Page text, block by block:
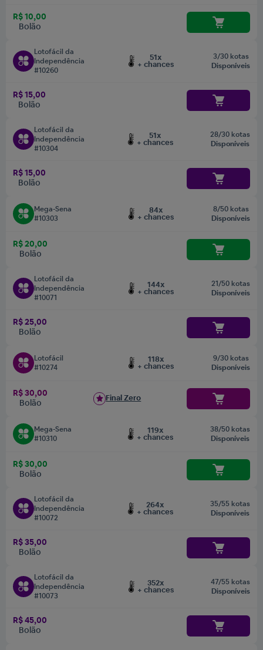
R$ 10,00
Bolão
Lotofácil da
Independência
#10260
51x
+ chances
3/30 kotas
Disponíveis
R$ 15,00
Bolão
Lotofácil da
Independência
#10304
51x
+ chances
28/30 kotas
Disponíveis
R$ 15,00
Bolão
Mega-Sena
#10303
84x
+ chances
8/50 kotas
Disponíveis
R$ 20,00
Bolão
Lotofácil da
Independência
#10071
144x
+ chances
21/50 kotas
Disponíveis
R$ 25,00
Bolão
Lotofácil
#10274
118x
+ chances
9/30 kotas
Disponíveis
R$ 30,00
Bolão
Final Zero
Mega-Sena
#10310
119x
+ chances
38/50 kotas
Disponíveis
R$ 30,00
Bolão
Lotofácil da
Independência
#10072
264x
+ chances
35/55 kotas
Disponíveis
R$ 35,00
Bolão
Lotofácil da
Independência
#10073
352x
+ chances
47/55 kotas
Disponíveis
R$ 45,00
Bolão